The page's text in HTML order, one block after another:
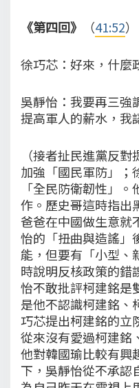
《第四回》 （41:52）
徐巧芯：好來，什麼
吳靜怡：我要再三強
提高軍人的薪水，我
（接者扯民進黨反
加強「國民軍防」；
「全民防衛韌性」
作。歷史哥這時指出
爸爸在中國做生意就
怡的「扭曲與造謠」
能，但要有「小型、
時說明反核政策的錯
怡不敢批評柯建銘是
是他不認識柯建銘、
巧芯提出柯建銘的立
從來沒有愛過柯建銘
他對韓國瑜比較有興
下，吳靜怡從不承認